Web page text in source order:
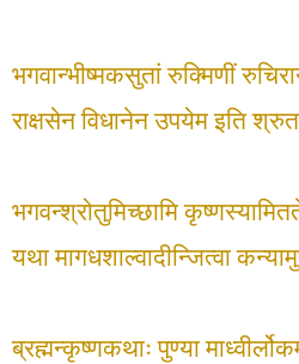
भगवान्भीष्मकसुतां रुक्मिणीं
राक्षसेन विधानेन उपयेम इति
भगवन्श्रोतुमिच्छामि
यथा मागधशाल्वादीन्जित्वा
ब्रह्मन्कृष्णकथाः पुण्या